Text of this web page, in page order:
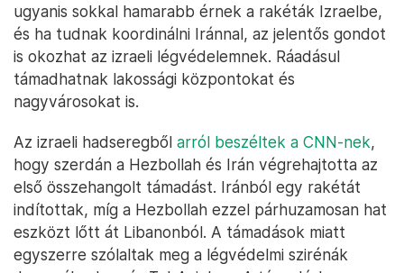
ugyanis sokkal hamarabb érnek a rakéták Izraelbe,
és ha tudnak koordinálni Iránnal, az jelentős gondot
is okozhat az izraeli légvédelemnek. Ráadásul
támadhatnak lakossági központokat és
nagyvárosokat is.
Az izraeli hadseregből arról beszéltek a CNN-nek,
hogy szerdán a Hezbollah és Irán végrehajtotta az
első összehangolt támadást. Iránból egy rakétát
indítottak, míg a Hezbollah ezzel párhuzamosan hat
eszközt lőtt át Libanonból. A támadások miatt
egyszerre szólaltak meg a légvédelmi szirénák